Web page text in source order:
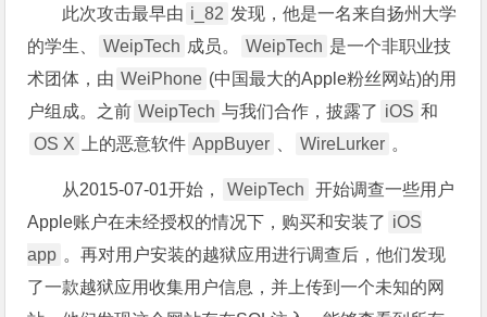
此次攻击最早由 i_82 发现，他是一名来自扬州大学
的学生、
WeipTech 成员。 WeipTech 是一个非职业技
术团体，由 WeiPhone (中国最大的Apple粉丝网站)的用
户组成。之前 WeipTech 与我们合作，披露了 iOS 和
OS X
上的恶意软件 AppBuyer WireLurker 。
从2015-07-01开始， WeipTech
开始调查一些用户
Apple账户在未经授权的情况下，购买和安装了 iOS
app 。再对用户安装的越狱应用进行调查后，他们发现
了一款越狱应用收集用户信息，并上传到一个未知的网